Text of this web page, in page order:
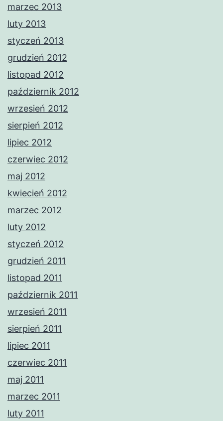
marzec 2013
luty 2013
styczeń 2013
grudzień 2012
listopad 2012
październik 2012
wrzesień 2012
sierpień 2012
lipiec 2012
czerwiec 2012
maj 2012
kwiecień 2012
marzec 2012
luty 2012
styczeń 2012
grudzień 2011
listopad 2011
październik 2011
wrzesień 2011
sierpień 2011
lipiec 2011
czerwiec 2011
maj 2011
marzec 2011
luty 2011